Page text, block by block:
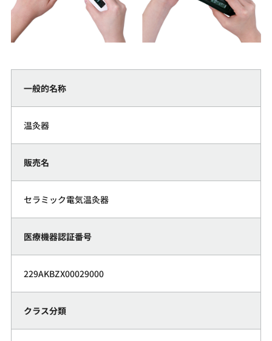
一般的名称
温灸器
販売名
セラミック電気温灸器
医療機器認証番号
229AKBZX00029000
クラス分類